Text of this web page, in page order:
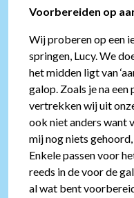
Voorbereiden op
Wij proberen op een
springen, Lucy. We
het midden ligt van
galop. Zoals je na
vertrekken wij uit
ook niet anders want
mij nog niets
Enkele passen voor
reeds in de voor de
al wat bent